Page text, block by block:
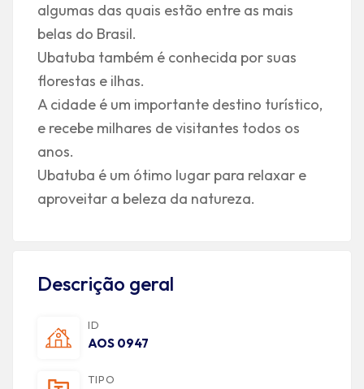
algumas das quais estão entre as mais
belas do Brasil.
Ubatuba também é conhecida por suas
florestas e ilhas.
A cidade é um importante destino turístico,
e recebe milhares de visitantes todos os
anos.
Ubatuba é um ótimo lugar para relaxar e
aproveitar a beleza da natureza.
Descrição geral
ID
AOS 0947
TIPO